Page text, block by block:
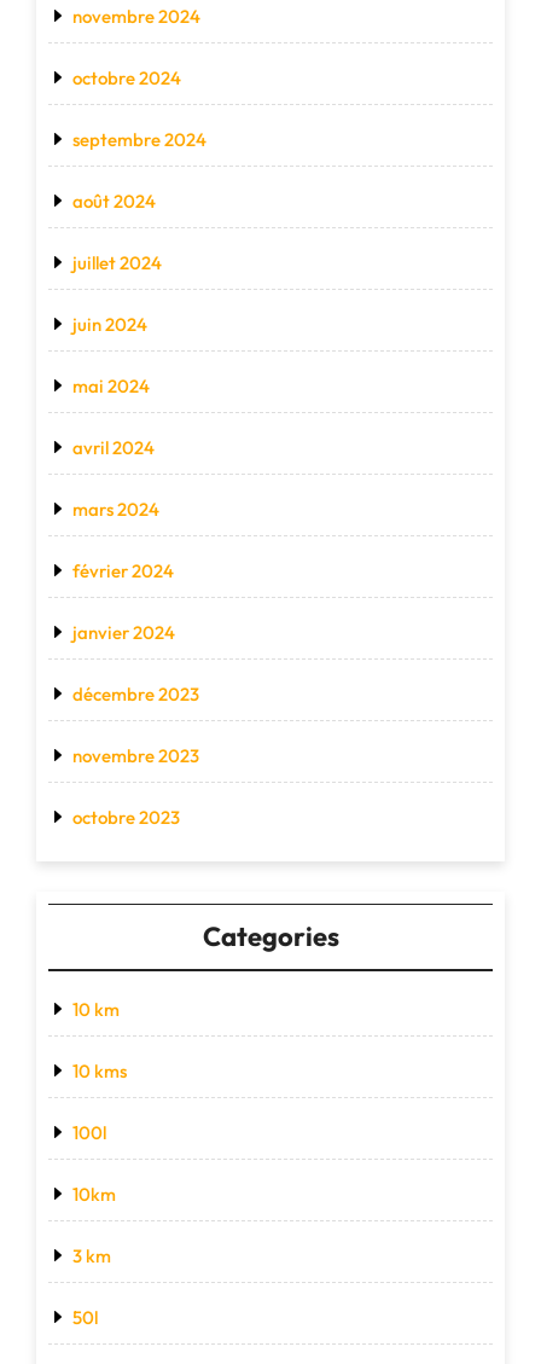
novembre 2024
octobre 2024
septembre 2024
août 2024
juillet 2024
juin 2024
mai 2024
avril 2024
mars 2024
février 2024
janvier 2024
décembre 2023
novembre 2023
octobre 2023
Categories
10 km
10 kms
100l
10km
3 km
50l